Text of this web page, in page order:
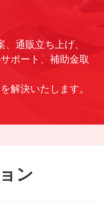
通販立ち上げ、
ポート、補助金取
解決いたします。
ン